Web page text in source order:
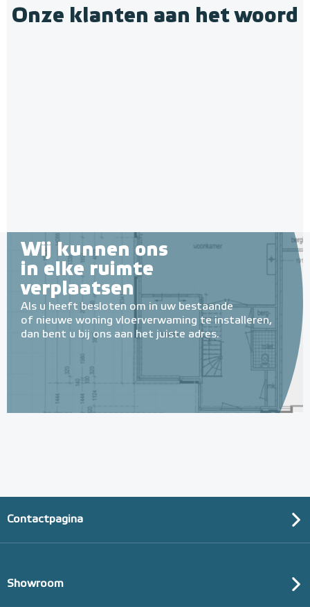
Tacker-isolatieplaten, 20mm
€ 99,00
Onze klanten aan het woord
Wij kunnen ons
in elke ruimte
verplaatsen
Als u heeft besloten om in uw bestaande
of nieuwe woning vloerverwaming te installeren,
dan bent u bij ons aan het juiste adres.
Contactpagina
Showroom